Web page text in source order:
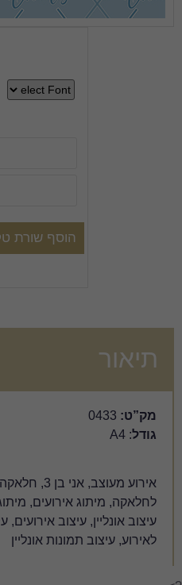
מעוצב, אני בן 3, חלאקה, מעצבים אונליין, לוגו
מיתוג לאירוע, מיתוג לחלאקה,
עיצוב גרפי אונליין, עיצוב